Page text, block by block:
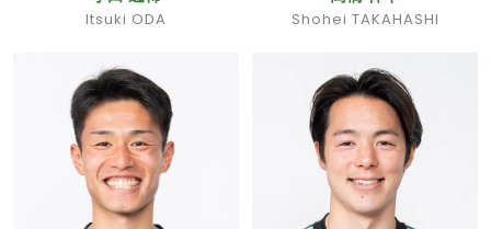
Itsuki ODA Shohei TAKAHASHI